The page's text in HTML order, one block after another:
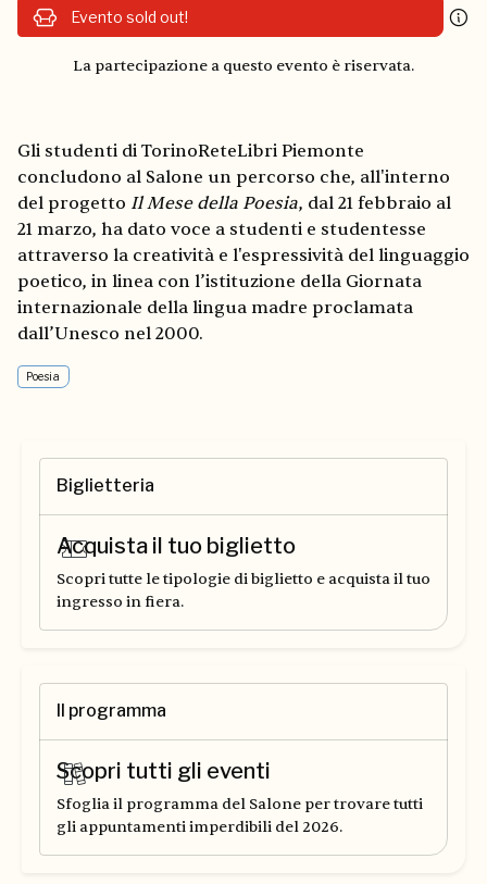
Evento sold out!
La partecipazione a questo evento è riservata.
Gli studenti di TorinoReteLibri Piemonte
concludono al Salone un percorso che, all'interno
del progetto Il Mese della Poesia, dal 21 febbraio al
21 marzo, ha dato voce a studenti e studentesse
attraverso la creatività e l'espressività del linguaggio
poetico, in linea con l’istituzione della Giornata
internazionale della lingua madre proclamata
dall’Unesco nel 2000.
Poesia
Biglietteria
Acquista il tuo biglietto
Scopri tutte le tipologie di biglietto e acquista il tuo
ingresso in fiera.
Il programma
Scopri tutti gli eventi
Sfoglia il programma del Salone per trovare tutti
gli appuntamenti imperdibili del 2026.